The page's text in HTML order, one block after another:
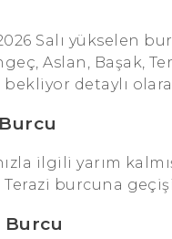
Salı yükselen
Aslan, Başak,
detaylı
ilgili yarım
burcuna
Burcu